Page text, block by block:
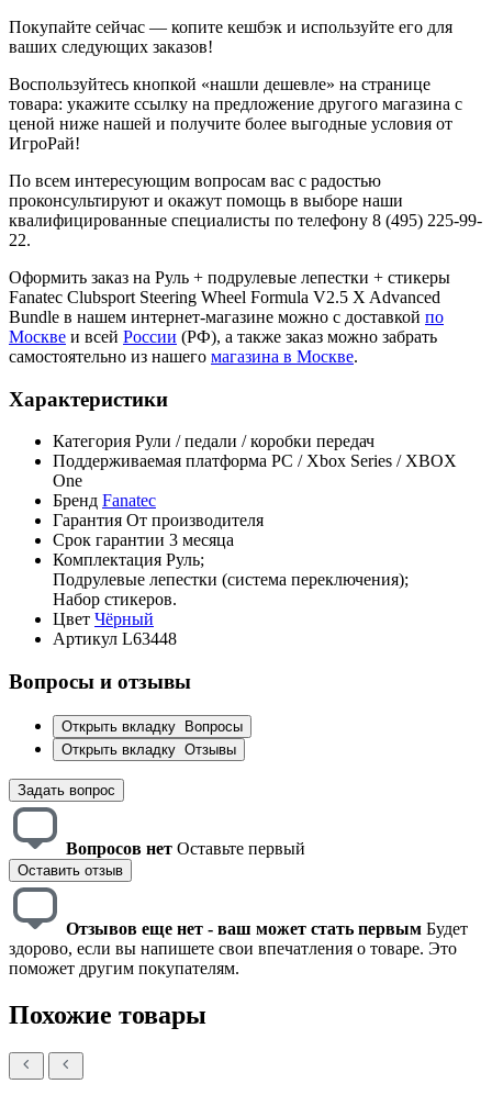
Покупайте сейчас — копите кешбэк и используйте его для
ваших следующих заказов!
Воспользуйтесь кнопкой «нашли дешевле» на странице
товара: укажите ссылку на предложение другого магазина с
ценой ниже нашей и получите более выгодные условия от
ИгроРай!
По всем интересующим вопросам вас с радостью
проконсультируют и окажут помощь в выборе наши
квалифицированные специалисты по телефону 8 (495) 225-99-
22.
Оформить заказ на Руль + подрулевые лепестки + стикеры
Fanatec Clubsport Steering Wheel Formula V2.5 X Advanced
Bundle в нашем интернет-магазине можно с доставкой по
Москве и всей России (РФ), а также заказ можно забрать
самостоятельно из нашего магазина в Москве.
Характеристики
Категория Рули / педали / коробки передач
Поддерживаемая платформа PC / Xbox Series / XBOX
One
Бренд Fanatec
Гарантия От производителя
Срок гарантии 3 месяца
Комплектация Руль;
Подрулевые лепестки (cистема переключения);
Набор стикеров.
Цвет Чёрный
Артикул L63448
Вопросы и отзывы
Открыть вкладку
Вопросы
Открыть вкладку Отзывы
Задать вопрос
Вопросов нет Оставьте первый
Оставить отзыв
Отзывов еще нет - ваш может стать первым Будет
здорово, если вы напишете свои впечатления о товаре. Это
поможет другим покупателям.
Похожие товары